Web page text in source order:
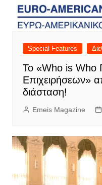
Special Features
Το «Who is Who
Επιχειρήσεων»
διάσταση!
Emeis Magazine